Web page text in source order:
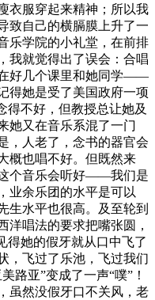
衣服穿起来精神；所以我
致自己的横膈膜上升了一
乐学院的小礼堂，在前排
我就觉得出了误会：合唱
好几个课里和她同学——
她是受了美国政府一项
得不好，但教授总让她及
她又在音乐系混了一门
，人老了，念书的器官会
概也唱不好。但既然来
个音乐会听好——我们是
业余乐团的水平是可以
生水平也很高。及至轮到
洋唱法的要求把嘴张圆，
得她的假牙就从口中飞了
，飞过了乐池，飞过我们
路亚”变成了一声“噗”！
虽然没假牙口不关风，老